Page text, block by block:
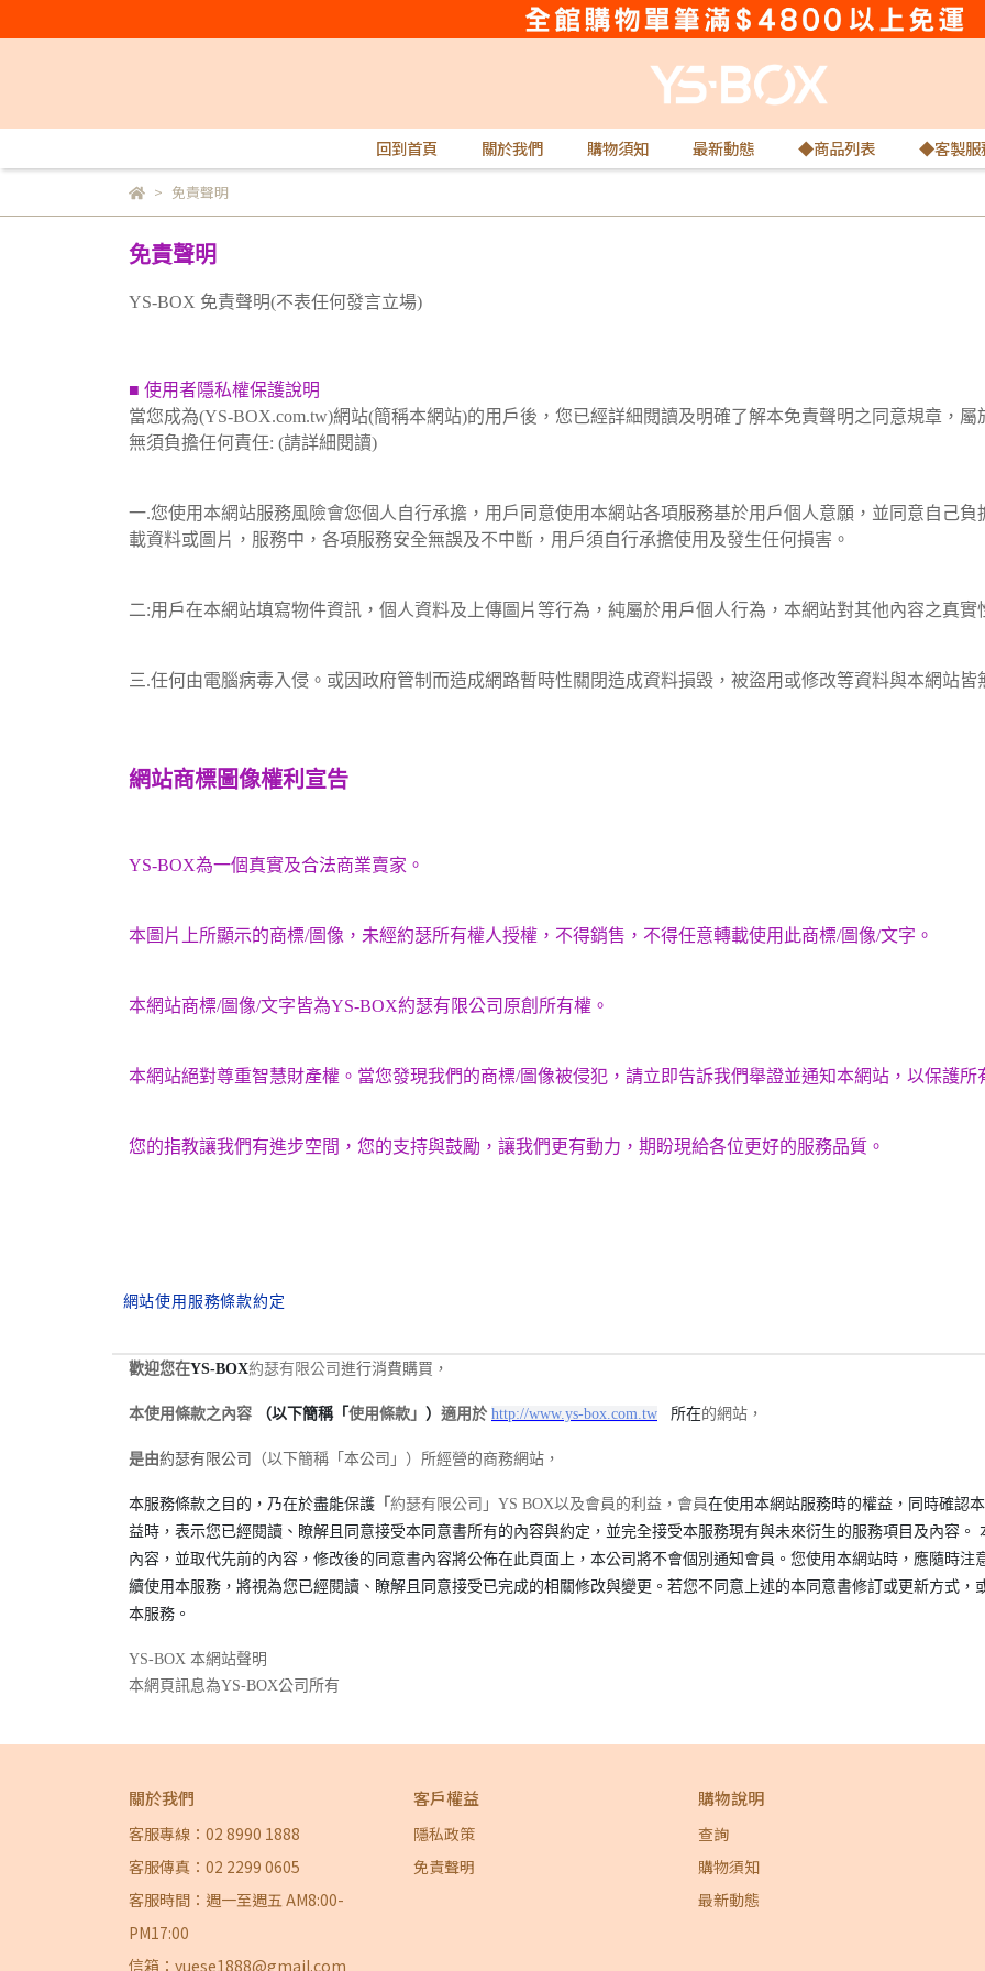
回到首頁 關於我們 購物須知 最新動態 ◆商品列表 ◆客製服
免責聲明
免責聲明
YS-BOX 免責聲明(不表任何發言立場)
■ 使用者隱私權保護說明
當您成為(YS-BOX.com.tw)網站(簡稱本網站)的用戶後，您已經詳細閱讀及明確了解本免責聲明之同意規章，屬
無須負擔任何責任: (請詳細閱讀)
一.您使用本網站服務風險會您個人自行承擔，用戶同意使用本網站各項服務基於用戶個人意願，並同意自己負
載資料或圖片，服務中，各項服務安全無誤及不中斷，用戶須自行承擔使用及發生任何損害。
二:用戶在本網站填寫物件資訊，個人資料及上傳圖片等行為，純屬於用戶個人行為，本網站對其他內容之真實
三.任何由電腦病毒入侵。或因政府管制而造成網路暫時性關閉造成資料損毀，被盜用或修改等資料與本網站皆
網站商標圖像權利宣告
YS-BOX為一個真實及合法商業賣家。
本圖片上所顯示的商標/圖像，未經約瑟所有權人授權，不得銷售，不得任意轉載使用此商標/圖像/文字。
本網站商標/圖像/文字皆為YS-BOX約瑟有限公司原創所有權。
本網站絕對尊重智慧財產權。當您發現我們的商標/圖像被侵犯，請立即告訴我們舉證並通知本網站，以保護所
您的指教讓我們有進步空間，您的支持與鼓勵，讓我們更有動力，期盼現給各位更好的服務品質。
網站使用服務條款約定
歡迎您在YS-BOX約瑟有限公司進行消費購買，
本使用條款之內容 （以下簡稱「 使用條款 」 ） 適用於 http://www.ys-box.com.tw 所在的網站，
是由約瑟有限公司 （以下簡稱「本公司」）所經營的商務網站，
本服務條款之目的，乃在於盡能保護 「 約瑟有限公司 」YS BOX以及會員的利益，會員在使用本網站服務時的權益，同時確認
益時，表示您已經閱讀、瞭解且同意接受本同意書所有的內容與約定，並完全接受本服務現有與未來衍生的服務項目及內容
內容，並取代先前的內容，修改後的同意書內容將公佈在此頁面上，本公司將不會個別通知會員。您使用本網站時，應隨時
續使用本服務，將視為您已經閱讀、瞭解且同意接受已完成的相關修改與變更。若您不同意上述的本同意書修訂或更新方式，
本服務。
YS-BOX 本網站聲明
本網頁訊息為YS-BOX公司所有
關於我們
客服專線：02 8990 1888
客服傳真：02 2299 0605
客服時間：週一至週五 AM8:00-
PM17:00
信箱：yuese1888@gmail.com
客戶權益
隱私政策
免責聲明
購物說明
查詢
購物須知
最新動態